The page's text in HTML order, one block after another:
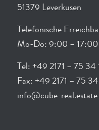
51379 Leverkusen
Telefonische
Mo-Do: 9:00 – 17:00
Tel: +49 2171 – 75 34
Fax: +49 2171 – 75
info@cube-real.estate